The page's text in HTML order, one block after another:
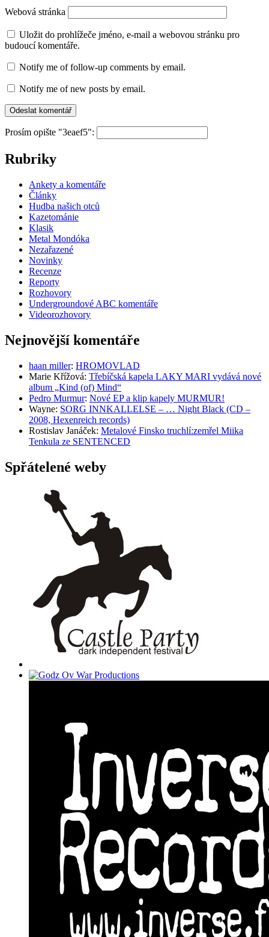
Webová stránka
Uložit do prohlížeče jméno, e-mail a webovou stránku pro
budoucí komentáře.
Notify me of follow-up comments by email.
Notify me of new posts by email.
Prosím opište "3eaef5":
Rubriky
Ankety a komentáře
Články
Hudba našich otců
Kazetománie
Klasik
Metal Mondóka
Nezařazené
Novinky
Recenze
Reporty
Rozhovory
Undergroundové ABC komentáře
Videorozhovory
Nejnovější komentáře
haan miller: HROMOVLAD
Marie Křížová: Třebíčská kapela LAKY MARI vydává nové
album „Kind (of) Mind“
Pedro Murmur: Nové EP a klip kapely MURMUR!
Wayne: SORG INNKALLELSE – … Night Black (CD –
2008, Hexenreich records)
Rostislav Janáček: Metalové Finsko truchlí:zemřel Miika
Tenkula ze SENTENCED
Spřátelené weby